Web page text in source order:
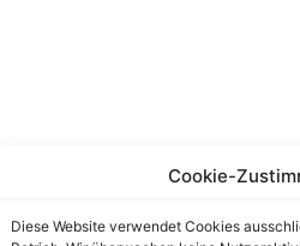
Cookie-
Diese Website verwendet Cookies